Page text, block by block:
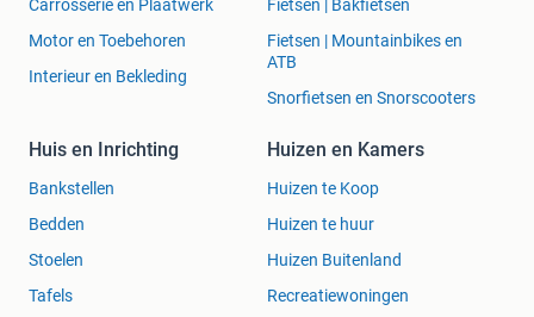
Carrosserie en Plaatwerk
Motor en Toebehoren
Interieur en Bekleding
Fietsen | Bakfietsen
Fietsen | Mountainbikes en
ATB
Snorfietsen en Snorscooters
Huis en Inrichting
Bankstellen
Bedden
Stoelen
Tafels
Huizen en Kamers
Huizen te Koop
Huizen te huur
Huizen Buitenland
Recreatiewoningen